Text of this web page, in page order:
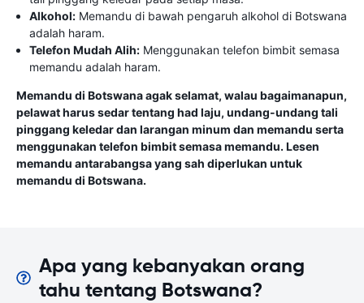
Alkohol: Memandu di bawah pengaruh alkohol di Botswana
adalah haram.
Telefon Mudah Alih: Menggunakan telefon bimbit semasa
memandu adalah haram.
Memandu di Botswana agak selamat, walau bagaimanapun,
pelawat harus sedar tentang had laju, undang-undang tali
pinggang keledar dan larangan minum dan memandu serta
menggunakan telefon bimbit semasa memandu. Lesen
memandu antarabangsa yang sah diperlukan untuk
memandu di Botswana.
Apa yang kebanyakan orang
tahu tentang Botswana?